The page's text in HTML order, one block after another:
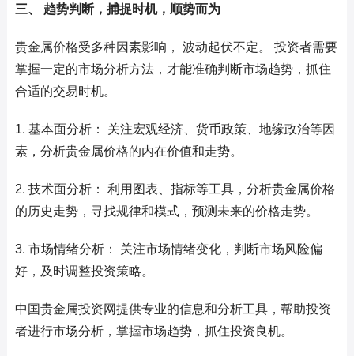
三、 趋势判断，捕捉时机，顺势而为
贵金属价格受多种因素影响， 波动起伏不定。 投资者需要
掌握一定的市场分析方法，才能准确判断市场趋势，抓住
合适的交易时机。
1. 基本面分析： 关注宏观经济、货币政策、地缘政治等因
素，分析贵金属价格的内在价值和走势。
2. 技术面分析： 利用图表、指标等工具，分析贵金属价格
的历史走势，寻找规律和模式，预测未来的价格走势。
3. 市场情绪分析： 关注市场情绪变化，判断市场风险偏
好，及时调整投资策略。
中国贵金属投资网提供专业的信息和分析工具，帮助投资
者进行市场分析，掌握市场趋势，抓住投资良机。